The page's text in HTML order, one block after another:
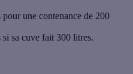
une contenance de 200
sa cuve fait 300 litres.